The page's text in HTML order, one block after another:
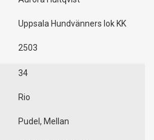
Uppsala Hundvänners lok KK
2503
34
Rio
Pudel, Mellan